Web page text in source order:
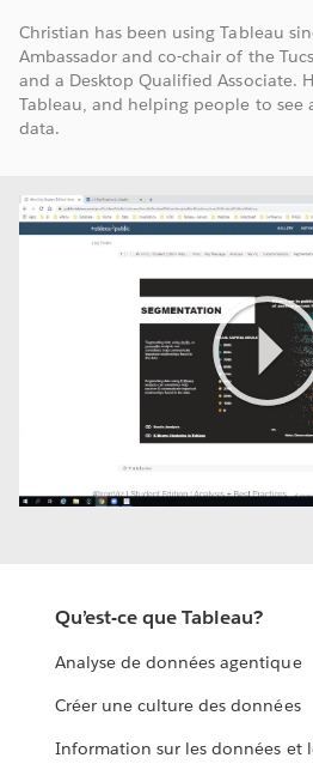
Christian has been using Tableau
Ambassador and co-chair of the
and a Desktop Qualified Associate.
Tableau, and helping people to see
data.
Qu’est-ce que Tableau?
Analyse de données agentique
Créer une culture des données
Information sur les données et